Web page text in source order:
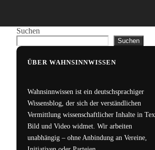
Suchen
Suchen
ÜBER WAHNSINNWISSEN
Wahnsinnwissen ist ein deutschsprachiger
Wissensblog, der sich der verständlichen
Vermittlung wissenschaftlicher Inhalte in
Bild und Video widmet. Wir arbeiten
unabhängig – ohne Anbindung an Vereine,